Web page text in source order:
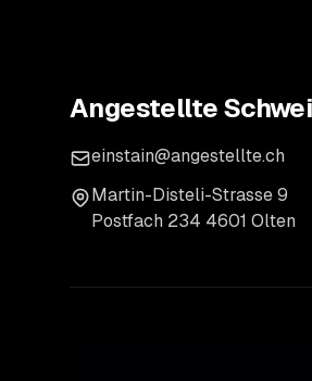
Angestellte
einstain@angestellte.ch
Martin-Disteli-Strasse 9
Postfach 234 4601 Olten